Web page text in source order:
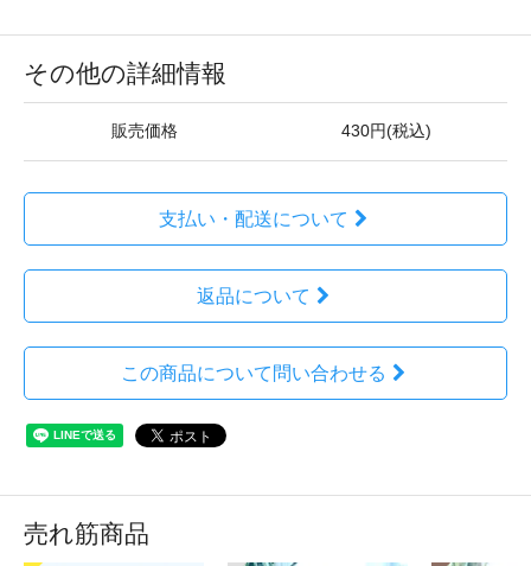
その他の詳細情報
販売価格 430円(税込)
支払い・配送について
返品について
この商品について問い合わせる
売れ筋商品